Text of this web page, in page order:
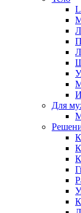
Для